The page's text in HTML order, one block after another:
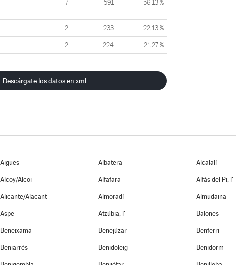
7 591 56,13 %
2 233 22,13 %
2 224 21,27 %
Descárgate los datos en xml
Aigües Albatera Alcalalí
Alcoy/Alcoi Alfafara Alfàs del Pi, l'
Alicante/Alacant Almoradí Almudaina
Aspe Atzúbia, l' Balones
Beneixama Benejúzar Benferri
Beniarrés Benidoleig Benidorm